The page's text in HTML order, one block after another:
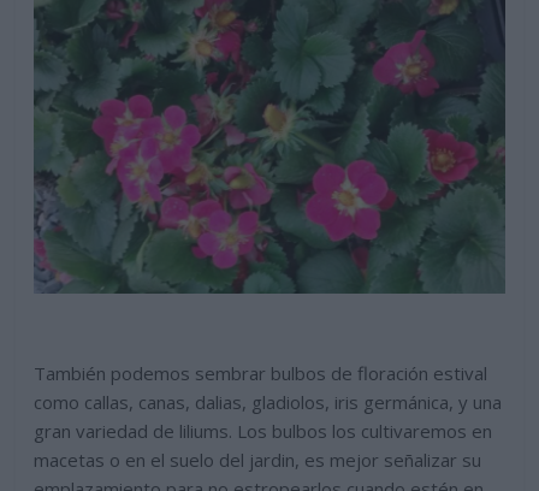
También podemos sembrar bulbos de floración estival
como callas, canas, dalias, gladiolos, iris germánica, y una
gran variedad de liliums. Los bulbos los cultivaremos en
macetas o en el suelo del jardin, es mejor señalizar su